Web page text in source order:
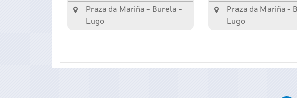
Praza da Mariña - Burela -
Lugo
Praza da Mariña -
Lugo